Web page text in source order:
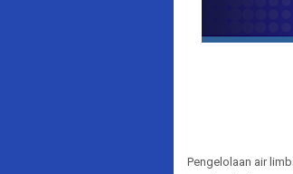
Pengelolaan air